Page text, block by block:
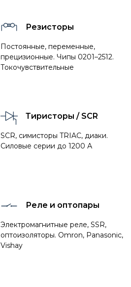
Резисторы
Постоянные, переменные,
прецизионные. Чипы 0201–2512.
Токочувствительные
Тиристоры / SCR
SCR, симисторы TRIAC, диаки.
Силовые серии до 1200 А
Реле и оптопары
Электромагнитные реле, SSR,
оптоизоляторы. Omron, Panasonic,
Vishay